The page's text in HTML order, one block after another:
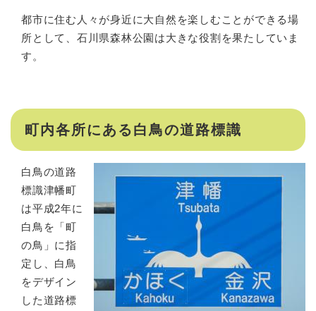
都市に住む人々が身近に大自然を楽しむことができる場
所として、石川県森林公園は大きな役割を果たしていま
す。
町内各所にある白鳥の道路標識
白鳥の道路
標識津幡町
は平成2年に
白鳥を「町
の鳥」に指
定し、白鳥
をデザイン
した道路標